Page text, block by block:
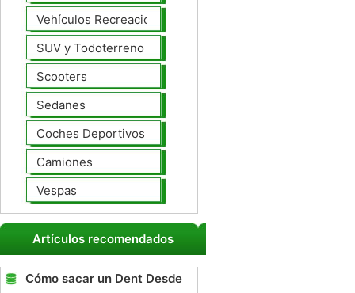
Vehículos Recreacionales
SUV y Todoterreno
Scooters
Sedanes
Coches Deportivos
Camiones
Vespas
Artículos recomendados
Cómo sacar un Dent Desde